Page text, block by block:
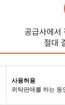
사용허용
위탁판매를 하는 동